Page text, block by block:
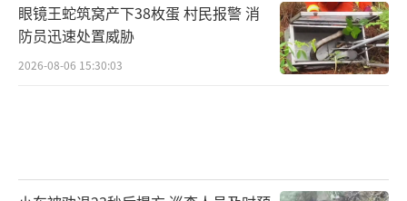
眼镜王蛇筑窝产下38枚蛋 村民报警 消
防员迅速处置威胁
2026-08-06 15:30:03